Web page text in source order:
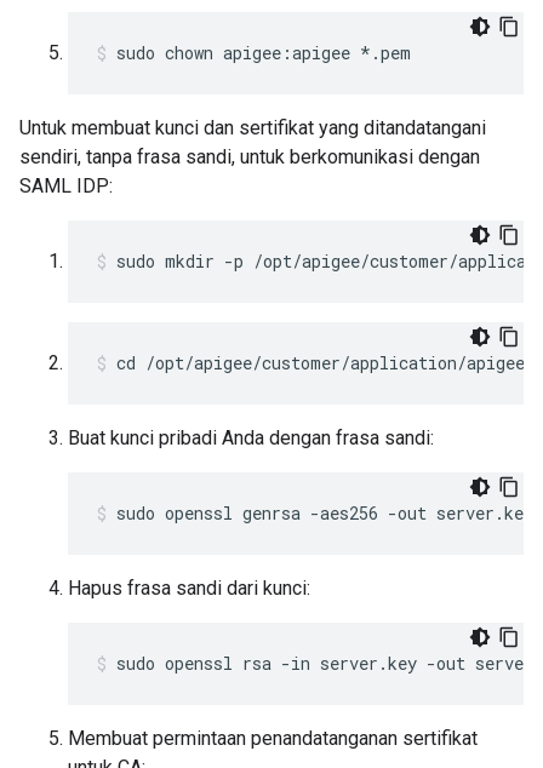
sudo chown apigee:apigee *.pem
Untuk membuat kunci dan sertifikat yang ditandatangani
sendiri, tanpa frasa sandi, untuk berkomunikasi dengan
SAML IDP:
sudo mkdir -p /opt/apigee/customer/
cd /opt/apigee/customer/application/apigee-
Buat kunci pribadi Anda dengan frasa sandi:
sudo openssl genrsa -aes256 -out server.key
Hapus frasa sandi dari kunci:
sudo openssl rsa -in server.key -out
Membuat permintaan penandatanganan sertifikat